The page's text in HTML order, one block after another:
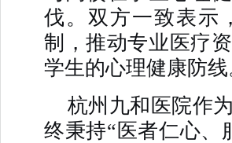
伐。双方一致表示
制，推动专业医疗
学生的心理健康防线
杭州九和医院作
终秉持“医者仁心、